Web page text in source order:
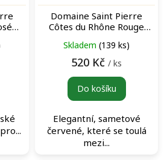
Domaine Saint Pierre
Côtes du Rhône Rouge
Skladem (139 ks)
520 Kč / ks
Do košíku
Elegantní, sametové
červené, které se toulá
mezi...